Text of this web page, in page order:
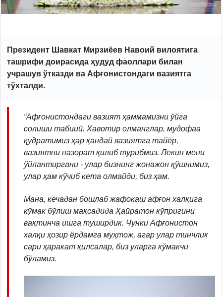
Президент Шавкат Мирзиёев Навоий вилоятига
ташрифи доирасида ҳудуд фаоллари билан
учрашув ўтказди ва Афғонистондаги вазиятга
тўхталди.
“Афғонистондаги вазият ҳаммамизни ўйга
солиши табиий. Хавотир олманглар, мудофаа
қудратимиз ҳар қандай вазиятга тайёр,
вазиятни назорат қилиб турибмиз. Лекин мени
ўйлантиргани - улар бизнинг жонажон қўшнимиз,
улар ҳам кўчиб кета олмайди, биз ҳам.
Мана, кечадан бошлаб жафокаш афғон халқига
кўмак бўлиш мақсадида Ҳайратон кўпригини
вақтинча ишга туширдик. Чунки Афғонистон
халқи ҳозир ёрдамга муҳтож, агар улар тинчлик
сари ҳаракат қилсалар, биз уларга кўмакчи
бўламиз.